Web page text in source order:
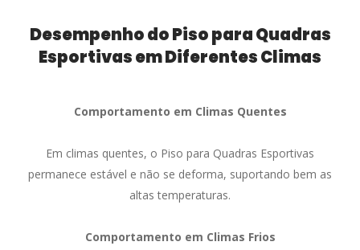
Desempenho do Piso para Quadras
Esportivas em Diferentes Climas
Comportamento em Climas Quentes
Em climas quentes, o Piso para Quadras Esportivas
permanece estável e não se deforma, suportando bem as
altas temperaturas.
Comportamento em Climas Frios